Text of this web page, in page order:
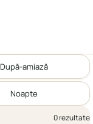
După-amiază
Noapte
0 rezultate